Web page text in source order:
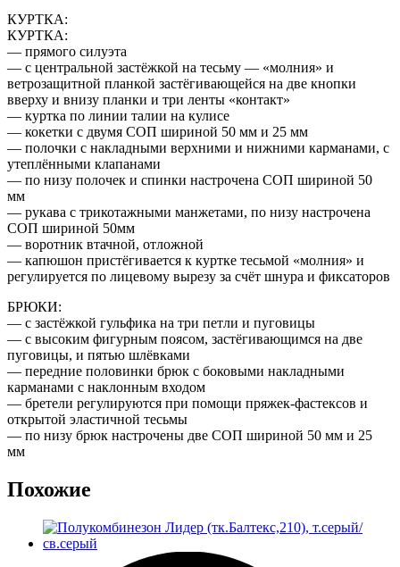
КУРТКА:
КУРТКА:
— прямого силуэта
— с центральной застёжкой на тесьму — «молния» и
ветрозащитной планкой застёгивающейся на две кнопки
вверху и внизу планки и три ленты «контакт»
— куртка по линии талии на кулисе
— кокетки с двумя СОП шириной 50 мм и 25 мм
— полочки с накладными верхними и нижними карманами, с
утеплёнными клапанами
— по низу полочек и спинки настрочена СОП шириной 50
мм
— рукава с трикотажными манжетами, по низу настрочена
СОП шириной 50мм
— воротник втачной, отложной
— капюшон пристёгивается к куртке тесьмой «молния» и
регулируется по лицевому вырезу за счёт шнура и фиксаторов
БРЮКИ:
— с застёжкой гульфика на три петли и пуговицы
— с высоким фигурным поясом, застёгивающимся на две
пуговицы, и пятью шлёвками
— передние половинки брюк с боковыми накладными
карманами с наклонным входом
— бретели регулируются при помощи пряжек-фастексов и
открытой эластичной тесьмы
— по низу брюк настрочены две СОП шириной 50 мм и 25
мм
Похожие